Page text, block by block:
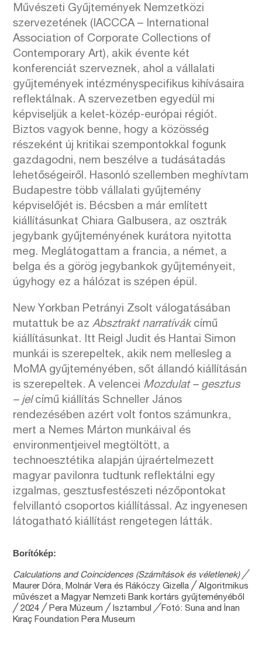
Művészeti Gyűjtemények Nemzetközi
szervezetének (IACCCA – International
Association of Corporate Collections of
Contemporary Art), akik évente két
konferenciát szerveznek, ahol a vállalati
gyűjtemények intézményspecifikus kihívásaira
reflektálnak. A szervezetben egyedül mi
képviseljük a kelet-közép-európai régiót.
Biztos vagyok benne, hogy a közösség
részeként új kritikai szempontokkal fogunk
gazdagodni, nem beszélve a tudásátadás
lehetőségeiről. Hasonló szellemben meghívtam
Budapestre több vállalati gyűjtemény
képviselőjét is. Bécsben a már említett
kiállításunkat Chiara Galbusera, az osztrák
jegybank gyűjteményének kurátora nyitotta
meg. Meglátogattam a francia, a német, a
belga és a görög jegybankok gyűjteményeit,
úgyhogy ez a hálózat is szépen épül.
New Yorkban Petrányi Zsolt válogatásában
mutattuk be azAbsztrakt narratívákcímű
kiállításunkat. Itt Reigl Judit és Hantai Simon
munkái is szerepeltek, akik nem mellesleg a
MoMA gyűjteményében, sőt állandó kiállításán
is szerepeltek. A velencei Mozdulat – gesztus
– jelcímű kiállítás Schneller János
rendezésében azért volt fontos számunkra,
mert a Nemes Márton munkáival és
environmentjeivel megtöltött, a
technoesztétika alapján újraértelmezett
magyar pavilonra tudtunk reflektálni egy
izgalmas, gesztusfestészeti nézőpontokat
felvillantó csoportos kiállítással. Az ingyenesen
látogatható kiállítást rengetegen látták.
Borítókép:
Calculations and Coincidences (Számítások és véletlenek) ╱
Maurer Dóra, Molnár Vera és Rákóczy Gizella ╱ Algoritmikus
művészet a Magyar Nemzeti Bank kortárs gyűjteményéből
╱ 2024 ╱ Pera Múzeum ╱ Isztambul╱ Fotó: Suna and İnan
Kıraç Foundation Pera Museum